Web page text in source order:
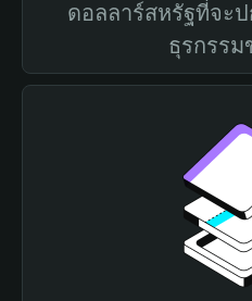
ดอลลาร์สหรัฐที่จะ
ธุรกรร